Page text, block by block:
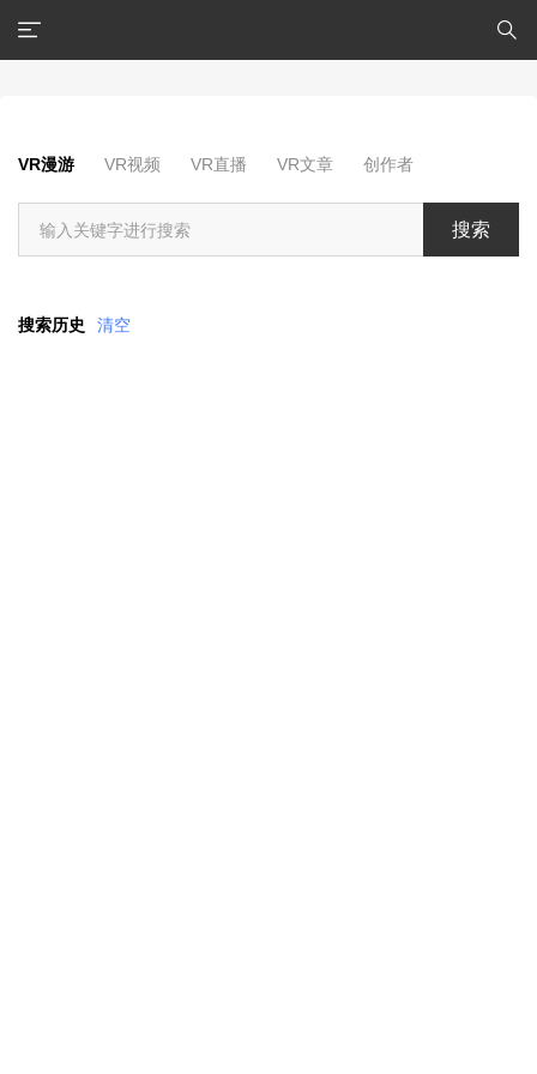
VR漫游 VR视频 VR直播 VR文章 创作者
搜索
搜索历史 清空